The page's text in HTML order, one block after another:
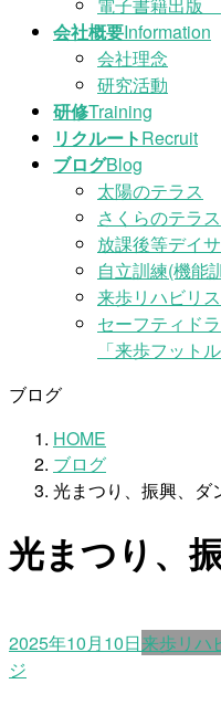
会社概要Information
会社理念
研究活動
研修Training
リクルートRecruit
ブログBlog
太陽のテラス
さくらのテラス
放課後等デイ
自立訓練(機
来歩リハビリ
セーフティド
「来歩フット
ブログ
HOME
ブログ
光まつり、振興、ダ
光まつり、
2025年10月10日来歩リハ
ジ